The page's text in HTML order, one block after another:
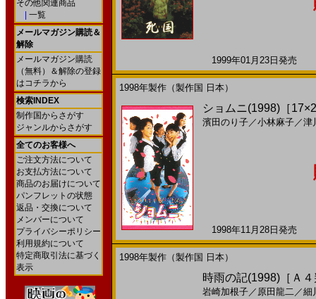
その他関連商品
一覧
メールマガジン購読＆
解除
メールマガジン購読
（無料）＆解除の登録
はコチラから
検索INDEX
制作国からさがす
ジャンルからさがす
全てのお客様へ
ご注文方法について
お支払方法について
商品のお届けについて
パンフレットの状態
返品・交換について
メンバーについて
プライバシーポリシー
利用規約について
特定商取引法に基づく
表示
1999年01月23日発売
1998年製作（製作国 日本）
ショムニ(1998)［
濱田のり子／小林麻子／津
1998年11月28日発売
1998年製作（製作国 日本）
時雨の記(1998)［Ａ
岩崎加根子／ 原田龍二／細